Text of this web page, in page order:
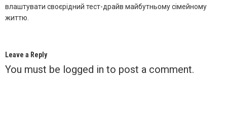
влаштувати своєрідний тест-драйв майбутньому сімейному
життю.
Leave a Reply
You must be logged in to post a comment.